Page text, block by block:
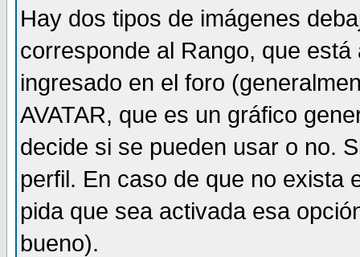
Hay dos tipos de imágenes
corresponde al Rango, que
ingresado en el foro
AVATAR, que es un gráfico
decide si se pueden usar o no.
perfil. En caso de que no exista
pida que sea activada esa
bueno).